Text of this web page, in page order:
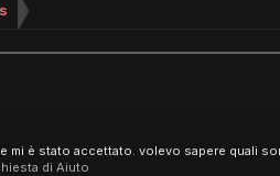
mi è stato accettato. volevo sapere quali
di Aiuto